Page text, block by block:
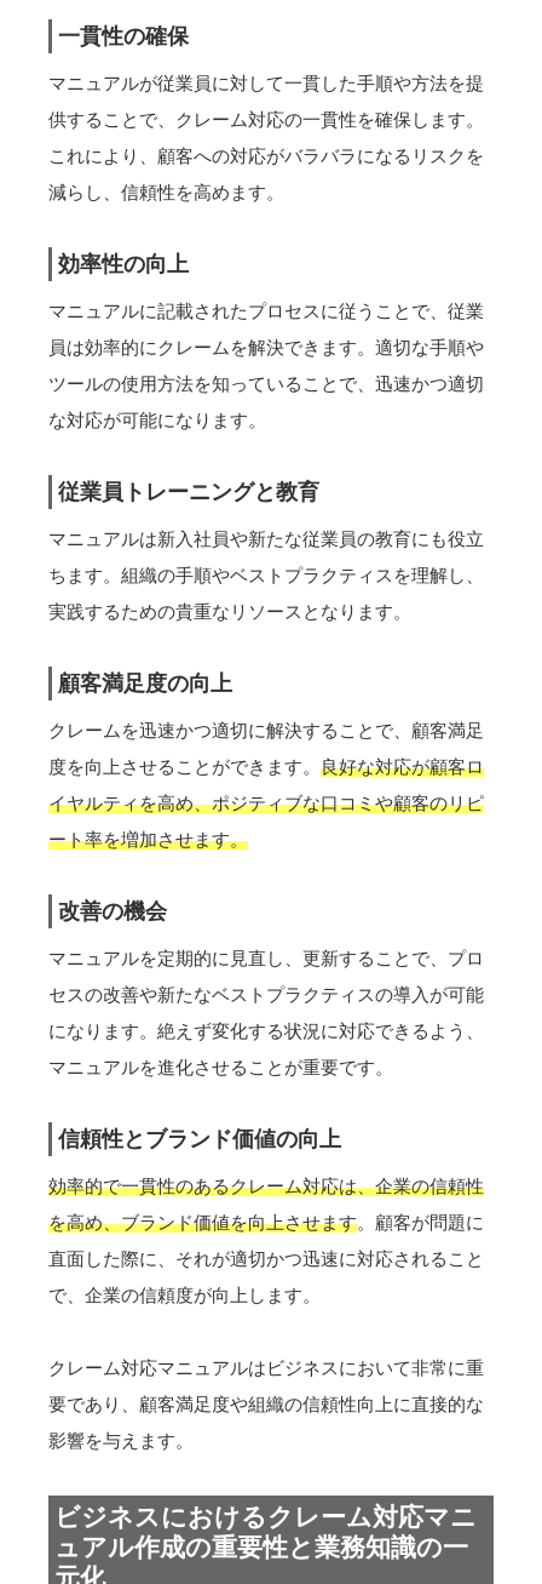
一貫性の確保
マニュアルが従業員に対して一貫した手順や方法を提
供することで、クレーム対応の一貫性を確保します。
これにより、顧客への対応がバラバラになるリスクを
減らし、信頼性を高めます。
効率性の向上
マニュアルに記載されたプロセスに従うことで、従業
員は効率的にクレームを解決できます。適切な手順や
ツールの使用方法を知っていることで、迅速かつ適切
な対応が可能になります。
従業員トレーニングと教育
マニュアルは新入社員や新たな従業員の教育にも役立
ちます。組織の手順やベストプラクティスを理解し、
実践するための貴重なリソースとなります。
顧客満足度の向上
クレームを迅速かつ適切に解決することで、顧客満足
度を向上させることができます。 良好な対応が顧客ロ
イヤルティを高め、ポジティブな口コミや顧客のリピ
ート率を増加させます。
改善の機会
マニュアルを定期的に見直し、更新することで、プロ
セスの改善や新たなベストプラクティスの導入が可能
になります。絶えず変化する状況に対応できるよう、
マニュアルを進化させることが重要です。
信頼性とブランド価値の向上
効率的で一貫性のあるクレーム対応は、企業の信頼性
を高め、ブランド価値を向上させます。顧客が問題に
直面した際に、それが適切かつ迅速に対応されること
で、企業の信頼度が向上します。
クレーム対応マニュアルはビジネスにおいて非常に重
要であり、顧客満足度や組織の信頼性向上に直接的な
影響を与えます。
ビジネスにおけるクレーム対応マニ
ュアル作成の重要性と業務知識の一
元化